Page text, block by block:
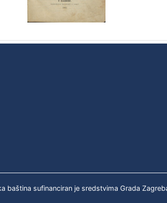
baština sufinanciran je sredstvima Grada